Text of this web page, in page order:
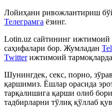
Лойиҳани ривожлантириш
Телеграмга ёзинг.
Lotin.uz сайтининг ижтимоий
саҳифалари бор. Жумладан
Twitter ижтимоий
Шунингдек, секс, порно,
қаршимиз. Ёшлар орасида
тарқалишига қарши олиб
тадбирларни тўлиқ қўллаб